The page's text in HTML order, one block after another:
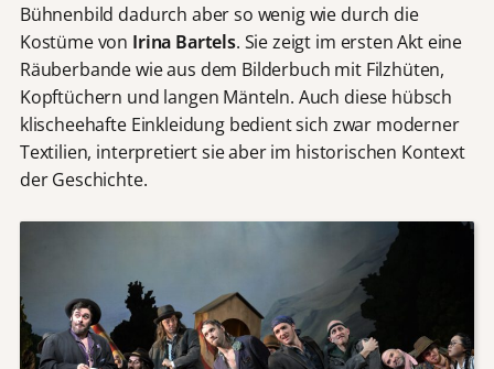
Bühnenbild dadurch aber so wenig wie durch die
Kostüme von Irina Bartels. Sie zeigt im ersten Akt eine
Räuberbande wie aus dem Bilderbuch mit Filzhüten,
Kopftüchern und langen Mänteln. Auch diese hübsch
klischeehafte Einkleidung bedient sich zwar moderner
Textilien, interpretiert sie aber im historischen Kontext
der Geschichte.